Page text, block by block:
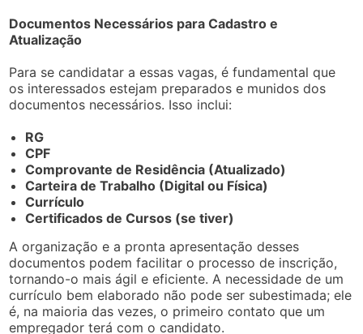
Documentos Necessários para Cadastro e
Atualização
Para se candidatar a essas vagas, é fundamental que
os interessados estejam preparados e munidos dos
documentos necessários. Isso inclui:
RG
CPF
Comprovante de Residência (Atualizado)
Carteira de Trabalho (Digital ou Física)
Currículo
Certificados de Cursos (se tiver)
A organização e a pronta apresentação desses
documentos podem facilitar o processo de inscrição,
tornando-o mais ágil e eficiente. A necessidade de um
currículo bem elaborado não pode ser subestimada; ele
é, na maioria das vezes, o primeiro contato que um
empregador terá com o candidato.